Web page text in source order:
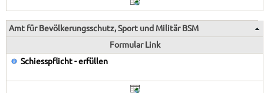
Amt für Bevölkerungsschutz, Sport und Militär BSM
Formular Link
Schiesspflicht - erfüllen